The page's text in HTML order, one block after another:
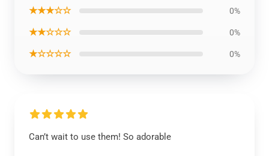
★★★☆☆ 0%
★★☆☆☆ 0%
★☆☆☆☆ 0%
Can’t wait to use them! So adorable